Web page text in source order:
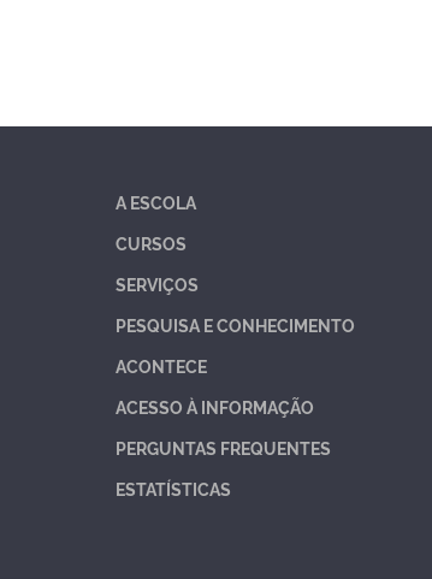
A ESCOLA
CURSOS
SERVIÇOS
PESQUISA E CONHECIMENTO
ACONTECE
ACESSO À INFORMAÇÃO
PERGUNTAS FREQUENTES
ESTATÍSTICAS